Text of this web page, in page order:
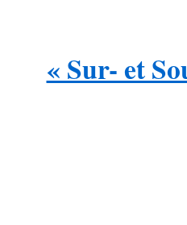
« Sur- et